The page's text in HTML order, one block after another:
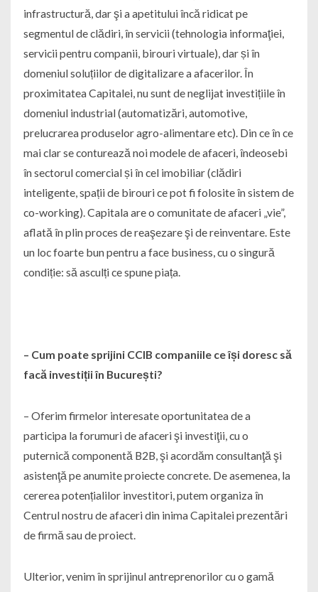
infrastructură, dar şi a apetitului încă ridicat pe
segmentul de clădiri, în servicii (tehnologia informaţiei,
servicii pentru companii, birouri virtuale), dar și în
domeniul soluțiilor de digitalizare a afacerilor. În
proximitatea Capitalei, nu sunt de neglijat investițiile în
domeniul industrial (automatizări, automotive,
prelucrarea produselor agro-alimentare etc). Din ce în ce
mai clar se conturează noi modele de afaceri, îndeosebi
în sectorul comercial și în cel imobiliar (clădiri
inteligente, spații de birouri ce pot fi folosite în sistem de
co-working). Capitala are o comunitate de afaceri „vie”,
aflată în plin proces de reaşezare şi de reinventare. Este
un loc foarte bun pentru a face business, cu o singură
condiție: să asculți ce spune piața.
– Cum poate sprijini CCIB companiile ce își doresc să
facă investiții în București?
– Oferim firmelor interesate oportunitatea de a
participa la forumuri de afaceri şi investiţii, cu o
puternică componentă B2B, şi acordăm consultanţă şi
asistenţă pe anumite proiecte concrete. De asemenea, la
cererea potențialilor investitori, putem organiza în
Centrul nostru de afaceri din inima Capitalei prezentări
de firmă sau de proiect.
Ulterior, venim în sprijinul antreprenorilor cu o gamă